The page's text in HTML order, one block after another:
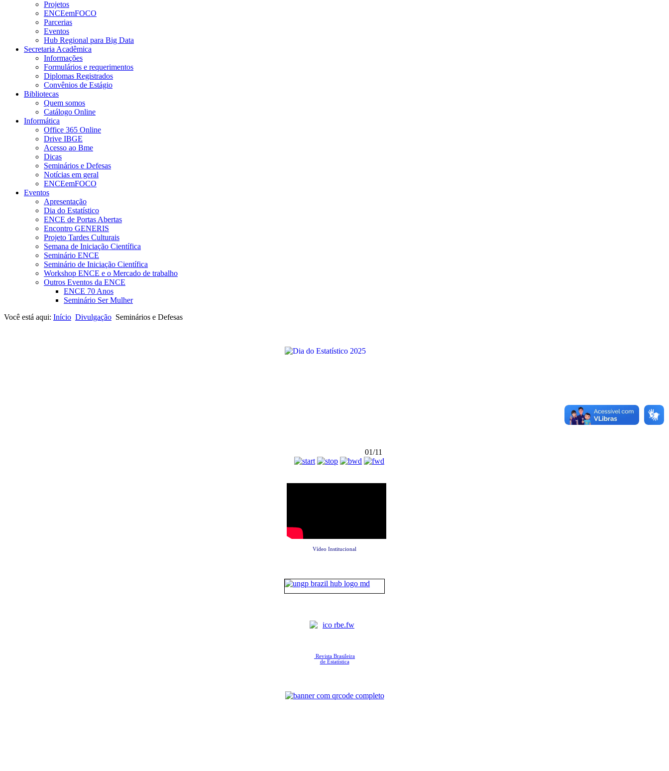
Projetos
ENCEemFOCO
Parcerias
Eventos
Hub Regional para Big Data
Secretaria Acadêmica
Informações
Formulários e requerimentos
Diplomas Registrados
Convênios de Estágio
Bibliotecas
Quem somos
Catálogo Online
Informática
Office 365 Online
Drive IBGE
Acesso ao Bme
Dicas
Seminários e Defesas
Notícias em geral
ENCEemFOCO
Eventos
Apresentação
Dia do Estatístico
ENCE de Portas Abertas
Encontro GENERIS
Projeto Tardes Culturais
Semana de Iniciação Científica
Seminário ENCE
Seminário de Iniciação Científica
Workshop ENCE e o Mercado de trabalho
Outros Eventos da ENCE
ENCE 70 Anos
Seminário Ser Mulher
Você está aqui: Início Divulgação Seminários e Defesas
01/11
Vídeo Institucional
Revista Brasileira
de Estatística